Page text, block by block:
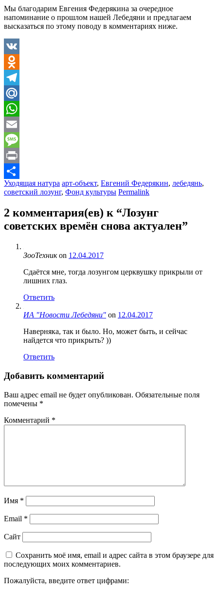
Мы благодарим Евгения Федерякина за очередное
напоминание о прошлом нашей Лебедяни и предлагаем
высказаться по этому поводу в комментариях ниже.
VK
Odnoklassniki
Telegram
Mail.Ru
WhatsApp
Email
Message
Print
Отправить
Уходящая натура арт-объект, Евгений Федерякин, лебедянь,
советский лозунг, Фонд культуры Permalink
2 комментария(ев) к “Лозунг
советских времён снова актуален”
ЗооТехникon 12.04.2017
Сдаётся мне, тогда лозунгом церквушку прикрыли от
лишних глаз.
Ответить
ИА "Новости Лебедяни" on 12.04.2017
Наверняка, так и было. Но, может быть, и сейчас
найдется что прикрыть? ))
Ответить
Добавить комментарий
Ваш адрес email не будет опубликован. Обязательные поля
помечены *
Комментарий *
Имя *
Email *
Сайт
Сохранить моё имя, email и адрес сайта в этом браузере для
последующих моих комментариев.
Пожалуйста, введите ответ цифрами: